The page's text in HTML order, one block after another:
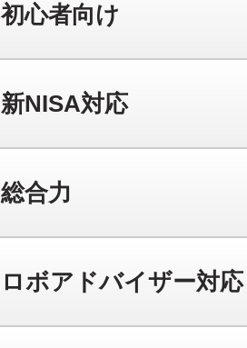
初心者向け
新NISA対応
総合力
ロボアドバイザー対応